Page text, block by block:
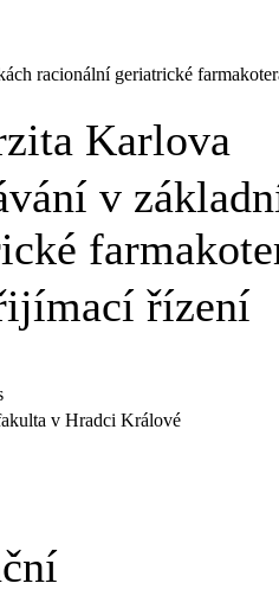
racionální geriatrické
Karlova
v
řízení
v Hradci Králové